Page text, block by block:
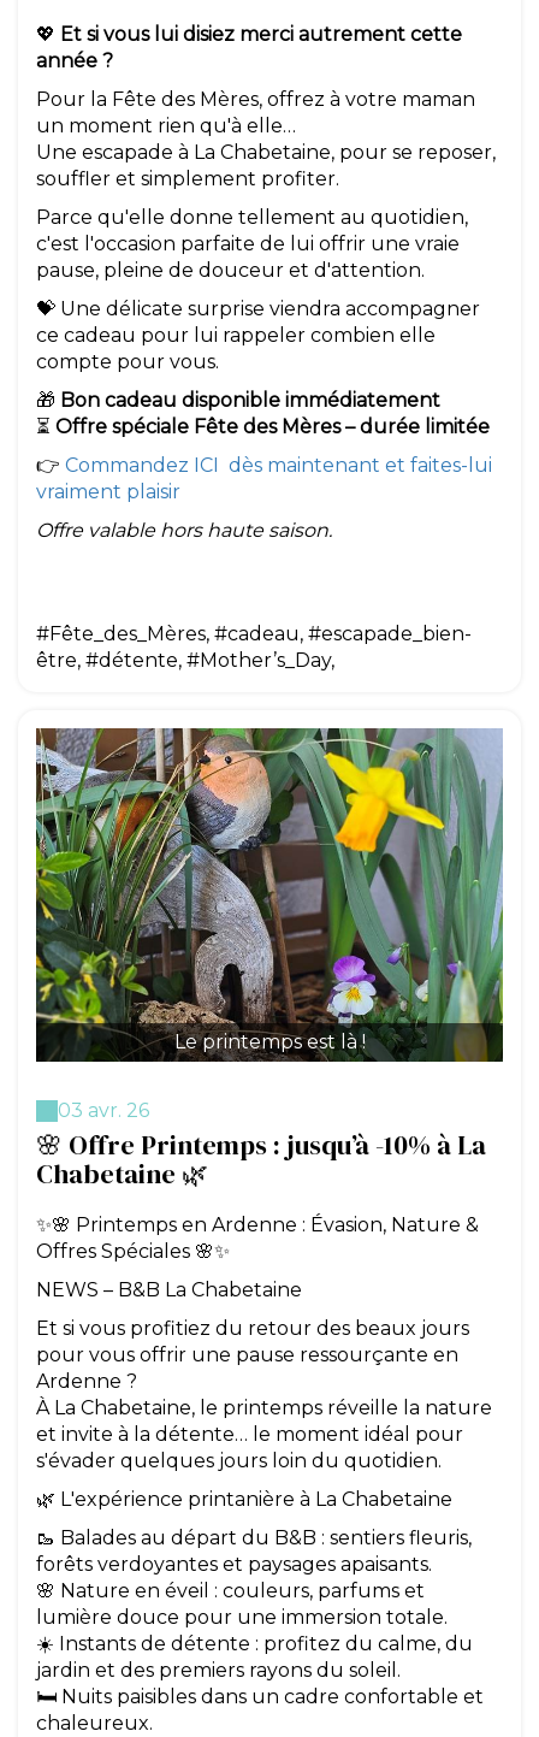
💖 Et si vous lui disiez merci autrement cette
année ?
Pour la Fête des Mères, offrez à votre maman
un moment rien qu'à elle…
Une escapade à La Chabetaine, pour se reposer,
souffler et simplement profiter.
Parce qu'elle donne tellement au quotidien,
c'est l'occasion parfaite de lui offrir une vraie
pause, pleine de douceur et d'attention.
💝 Une délicate surprise viendra accompagner
ce cadeau pour lui rappeler combien elle
compte pour vous.
🎁 Bon cadeau disponible immédiatement
⏳ Offre spéciale Fête des Mères – durée limitée
👉 Commandez ICI dès maintenant et faites-lui
vraiment plaisir
Offre valable hors haute saison.
#Fête_des_Mères, #cadeau, #escapade_bien-
être, #détente, #Mother’s_Day,
Le printemps est là !
03 avr. 26
🌸 Offre Printemps : jusqu’à -10% à La
Chabetaine 🌿
✨🌸 Printemps en Ardenne : Évasion, Nature &
Offres Spéciales 🌸✨
NEWS – B&B La Chabetaine
Et si vous profitiez du retour des beaux jours
pour vous offrir une pause ressourçante en
Ardenne ?
À La Chabetaine, le printemps réveille la nature
et invite à la détente… le moment idéal pour
s'évader quelques jours loin du quotidien.
🌿 L'expérience printanière à La Chabetaine
🥾 Balades au départ du B&B : sentiers fleuris,
forêts verdoyantes et paysages apaisants.
🌸 Nature en éveil : couleurs, parfums et
lumière douce pour une immersion totale.
☀️ Instants de détente : profitez du calme, du
jardin et des premiers rayons du soleil.
🛏️ Nuits paisibles dans un cadre confortable et
chaleureux.